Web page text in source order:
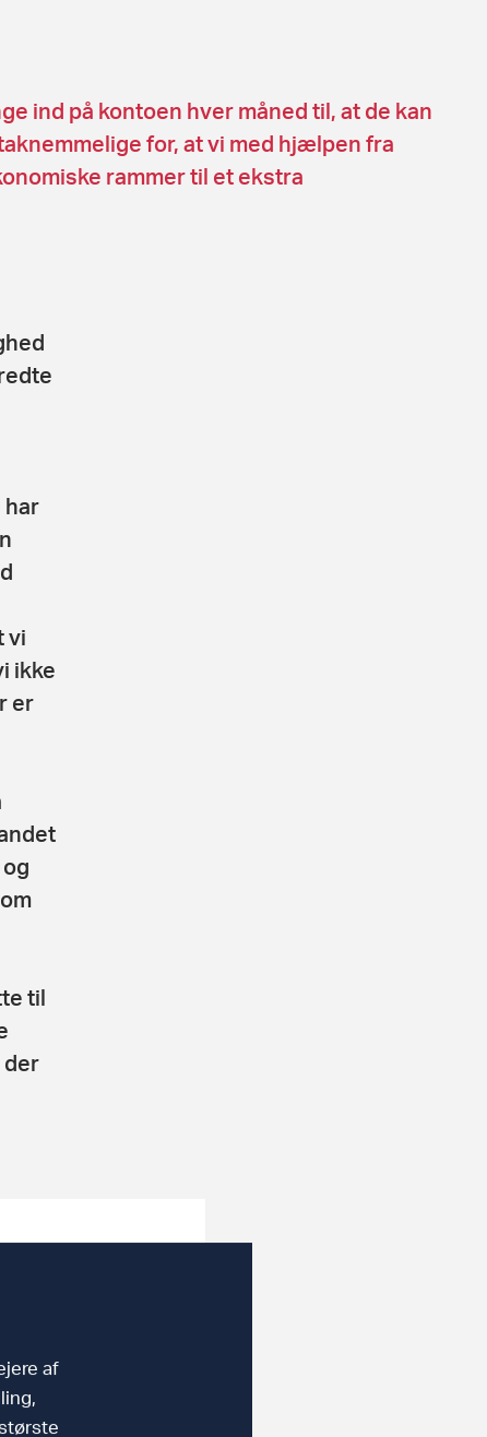
ind på kontoen hver måned til, at de kan
for, at vi med hjælpen fra
rammer til et ekstra
vi
ikke
er
til
af